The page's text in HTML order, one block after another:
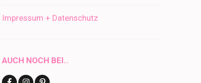
Impressum + Datenschutz
AUCH NOCH BEI..